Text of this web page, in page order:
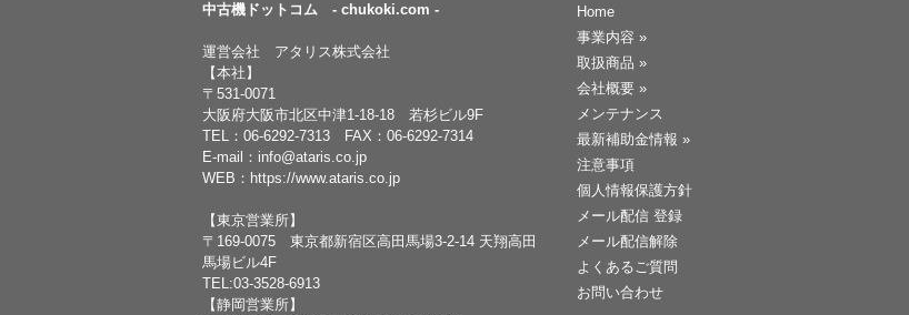
中古機ドットコム - chukoki.com -
運営会社 アタリス株式会社
【本社】
〒531-0071
大阪府大阪市北区中津1-18-18 若杉ビル9F
TEL： 06-6292-7313 FAX：06-6292-7314
E-mail： info@ataris.co.jp
WEB： https://www.ataris.co.jp
【東京営業所】
〒169-0075 東京都新宿区高田馬場3-2-14 天翔高田
馬場ビル4F
TEL:03-3528-6913
【静岡営業所】
Home
事業内容 »
取扱商品 »
会社概要 »
メンテナンス
最新補助金情報 »
注意事項
個人情報保護方針
メール配信 登録
メール配信解除
よくあるご質問
お問い合わせ